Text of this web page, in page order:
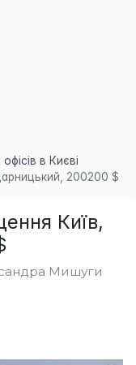
в Києві
200200 $
Київ,
Мишуги×